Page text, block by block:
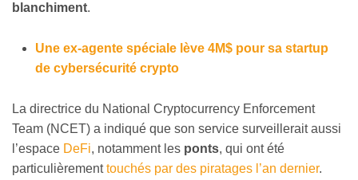
blanchiment.
Une ex-agente spéciale lève 4M$ pour sa startup
de cybersécurité crypto
La directrice du National Cryptocurrency Enforcement
Team (NCET) a indiqué que son service surveillerait aussi
l’espace DeFi, notamment les ponts, qui ont été
particulièrementtouchés par des piratages l’an dernier.